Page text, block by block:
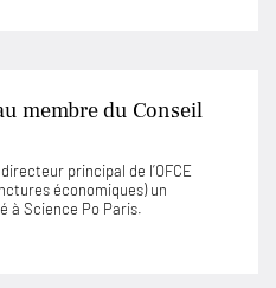
membre du Conseil
principal de l’OFCE
économiques) un
à Science Po Paris.